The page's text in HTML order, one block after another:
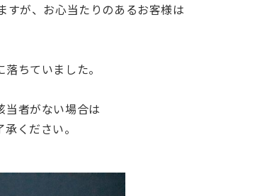
すが、お心当たりのあるお客様は
ちていました。
当者がない場合は
ください。